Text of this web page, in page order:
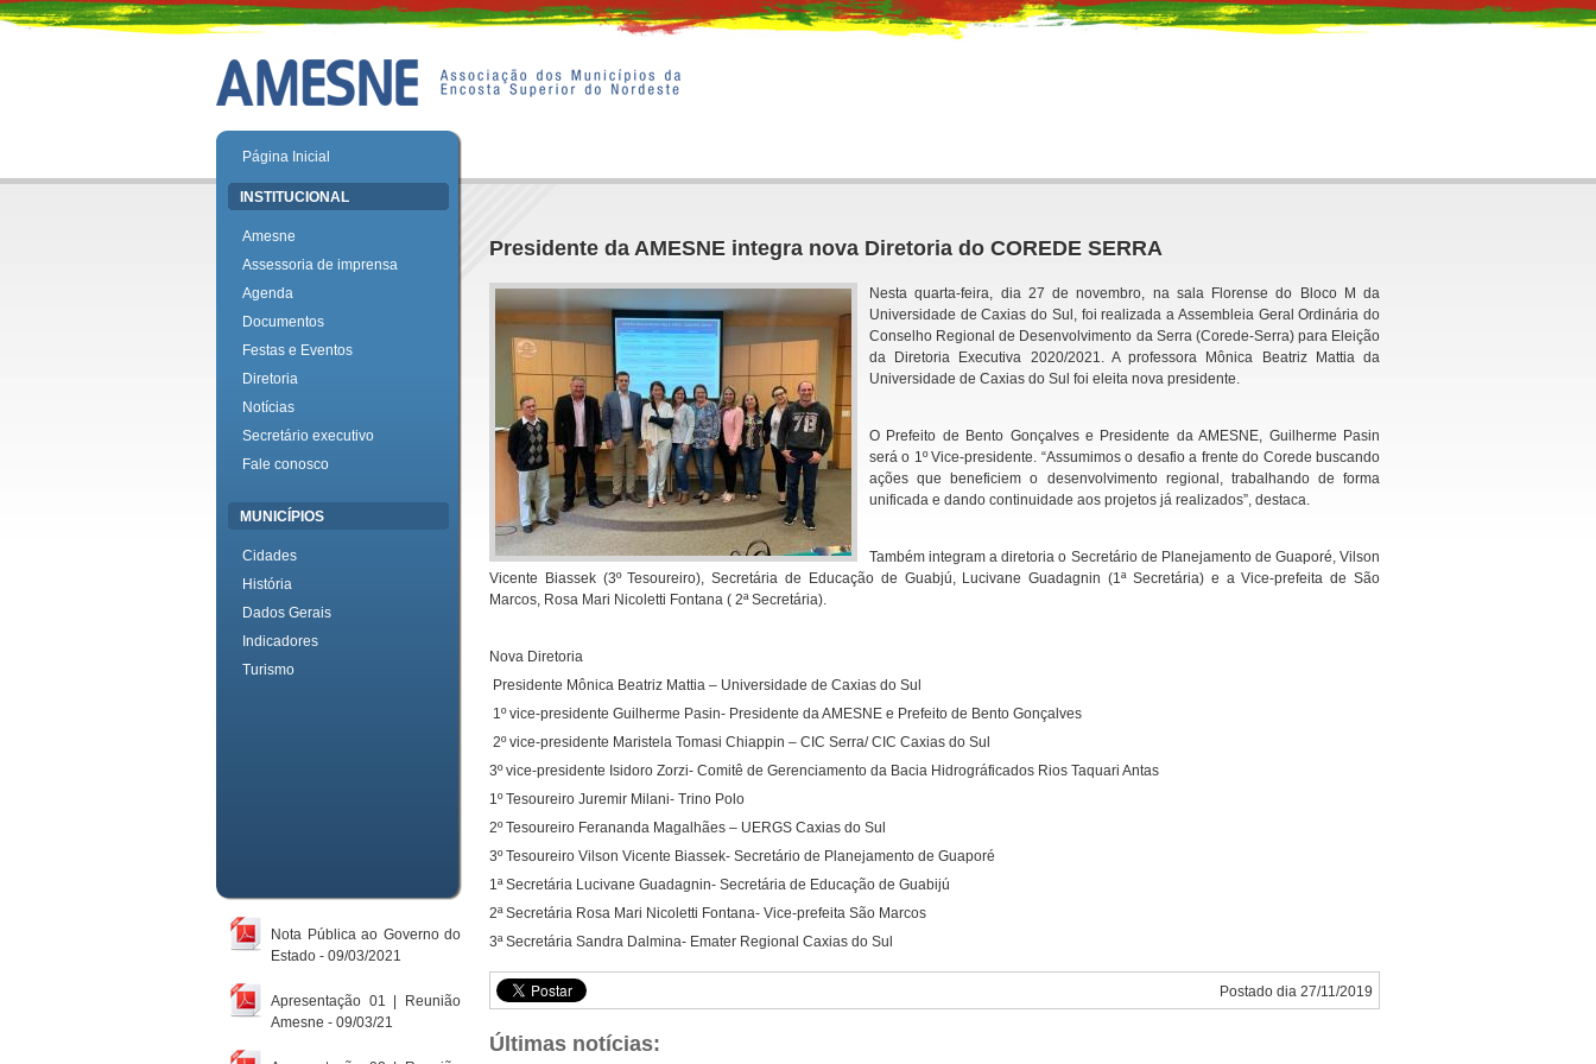
Página Inicial
INSTITUCIONAL
Amesne
Assessoria de imprensa
Agenda
Documentos
Festas e Eventos
Diretoria
Notícias
Secretário executivo
Fale conosco
MUNICÍPIOS
Cidades
História
Dados Gerais
Indicadores
Turismo
Nota Pública ao Governo do
Estado - 09/03/2021
Apresentação 01 | Reunião
Amesne - 09/03/21
Presidente da AMESNE integra nova Diretoria do COREDE SERRA
Nesta quarta-feira, dia 27 de novembro, na sala Florense do Bloco M da
Universidade de Caxias do Sul, foi realizada a Assembleia Geral Ordinária do
Conselho Regional de Desenvolvimento da Serra (Corede-Serra) para Eleição
da Diretoria Executiva 2020/2021. A professora Mônica Beatriz Mattia da
Universidade de Caxias do Sul foi eleita nova presidente.
O Prefeito de Bento Gonçalves e Presidente da AMESNE, Guilherme Pasin
será o 1º Vice-presidente. “Assumimos o desafio a frente do Corede buscando
ações que beneficiem o desenvolvimento regional, trabalhando de forma
unificada e dando continuidade aos projetos já realizados”, destaca.
Também integram a diretoria o Secretário de Planejamento de Guaporé, Vilson
Vicente Biassek (3º Tesoureiro), Secretária de Educação de Guabjú, Lucivane Guadagnin (1ª Secretária) e a Vice-prefeita de São
Marcos, Rosa Mari Nicoletti Fontana ( 2ª Secretária).
Nova Diretoria
Presidente Mônica Beatriz Mattia – Universidade de Caxias do Sul
1º vice-presidente Guilherme Pasin- Presidente da AMESNE e Prefeito de Bento Gonçalves
2º vice-presidente Maristela Tomasi Chiappin – CIC Serra/ CIC Caxias do Sul
3º vice-presidente Isidoro Zorzi- Comitê de Gerenciamento da Bacia Hidrográficados Rios Taquari Antas
1º Tesoureiro Juremir Milani- Trino Polo
2º Tesoureiro Ferananda Magalhães – UERGS Caxias do Sul
3º Tesoureiro Vilson Vicente Biassek- Secretário de Planejamento de Guaporé
1ª Secretária Lucivane Guadagnin- Secretária de Educação de Guabijú
2ª Secretária Rosa Mari Nicoletti Fontana- Vice-prefeita São Marcos
3ª Secretária Sandra Dalmina- Emater Regional Caxias do Sul
Postado dia 27/11/2019
Últimas notícias: